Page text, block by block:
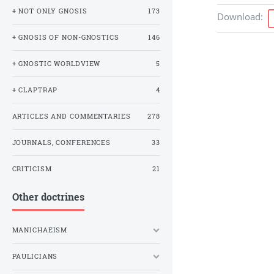
Download:
+ NOT ONLY GNOSIS 173
+ GNOSIS OF NON-GNOSTICS 146
+ GNOSTIC WORLDVIEW 5
+ CLAPTRAP 4
ARTICLES AND COMMENTARIES 278
JOURNALS, CONFERENCES 33
CRITICISM 21
Other doctrines
MANICHAEISM
PAULICIANS